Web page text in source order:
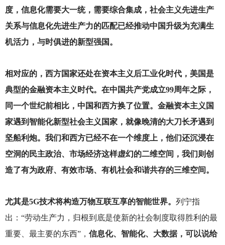
度，信息化需要大一统，需要综合集成，社会主义先进生产
关系与信息化先进生产力的匹配已经推动中国升级为充满生
机活力，与时俱进的新型强国。
相对应的，西方国家还处在资本主义后工业化时代，美国是
典型的金融资本主义时代。在中国共产党成立99周年之际，
同一个世纪前相比，中国和西方换了位置。金融资本主义国
家遇到智能化新型社会主义国家，就像晚清的大刀长矛遇到
坚船利炮。我们和西方已经不在一个维度上，他们还沉浸在
空洞的民主政治、市场经济这样虚幻的二维空间，我们则创
造了有为政府、有效市场、有机社会和谐共存的三维空间。
尤其是5G技术将构造万物互联互享的智能世界。 列宁指
出：“劳动生产力，归根到底是使新的社会制度取得胜利的最
重要、最主要的东西”， 信息化、智能化、大数据，可以说给